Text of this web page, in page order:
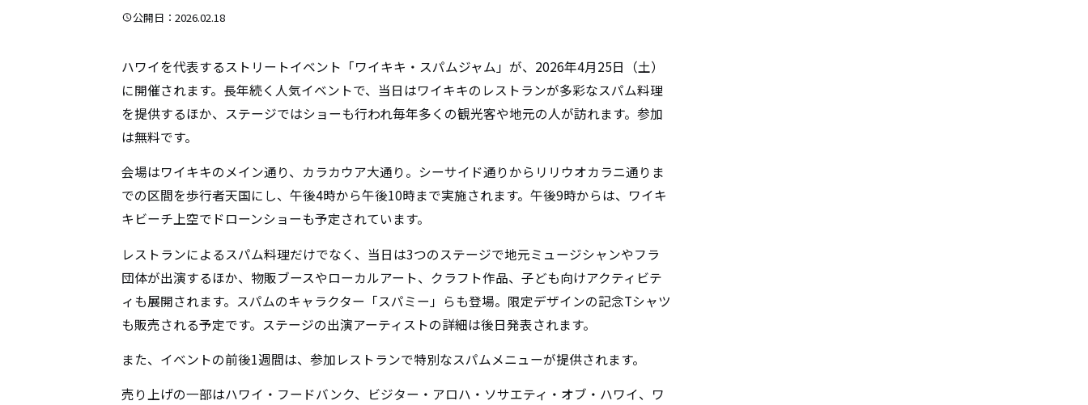
公開日：2026.02.18
ハワイを代表するストリートイベント「ワイキキ・スパムジャム」が、2026年4月25日（土）
に開催されます。長年続く人気イベントで、当日はワイキキのレストランが多彩なスパム料理
を提供するほか、ステージではショーも行われ毎年多くの観光客や地元の人が訪れます。参加
は無料です。
会場はワイキキのメイン通り、カラカウア大通り。シーサイド通りからリリウオカラニ通りま
での区間を歩行者天国にし、午後4時から午後10時まで実施されます。午後9時からは、ワイキ
キビーチ上空でドローンショーも予定されています。
レストランによるスパム料理だけでなく、当日は3つのステージで地元ミュージシャンやフラ
団体が出演するほか、物販ブースやローカルアート、クラフト作品、子ども向けアクティビテ
ィも展開されます。スパムのキャラクター「スパミー」らも登場。限定デザインの記念Tシャツ
も販売される予定です。ステージの出演アーティストの詳細は後日発表されます。
また、イベントの前後1週間は、参加レストランで特別なスパムメニューが提供されます。
売り上げの一部はハワイ・フードバンク、ビジター・アロハ・ソサエティ・オブ・ハワイ、ワ